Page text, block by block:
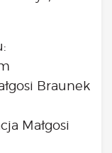
Braunek
Małgosi